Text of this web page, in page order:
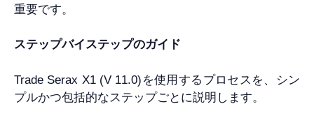
重要です。
ステップバイステップのガイド
Trade Serax X1 (V 11.0)を使用するプロセスを、シン
プルかつ包括的なステップごとに説明します。